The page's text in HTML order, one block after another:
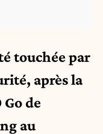
touchée par
après la
de
au